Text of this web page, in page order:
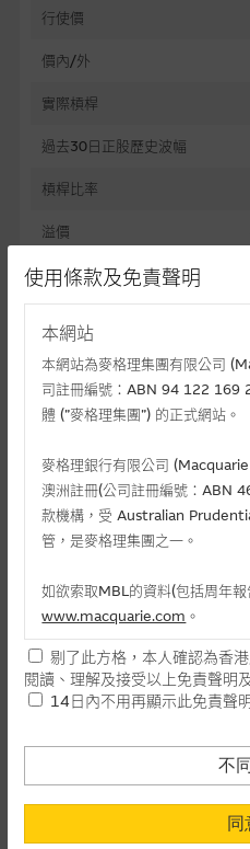
行使價
價內/外
實際槓桿
過去30日正股歷史波幅
槓桿比率
溢價
引伸波幅
上市日(日-月-年)
最後交易日(日-月-年)
每手(份)
街貨量(百萬份)
最後更新日期： 07-08-2026 12:05
相關資產資料
1888 建滔積層板
38.36
使用條款及免責聲明
本網站
本網站為麥格理集團有限公司
司註冊編號：ABN 94 122 169
體 (”麥格理集團”) 的正式網站。
麥格理銀行有限公司
澳洲註冊(公司註冊編號：ABN
款機構，受 Australian
管，是麥格理集團之一。
如欲索取MBL的資料(包括周年報
www.macquarie.com 。
本網站所載資料會隨時更改，而
理的資料，可直接聯絡本集團職
民使用，並不提供或發售予美國
閣下購買證券、基金單位或其他
其他地方)，但清楚表明上述意
剔了此方格，本人確認為香
閱讀、理解及接受以上免責聲明
14日內不用再顯示此免責聲
不
同